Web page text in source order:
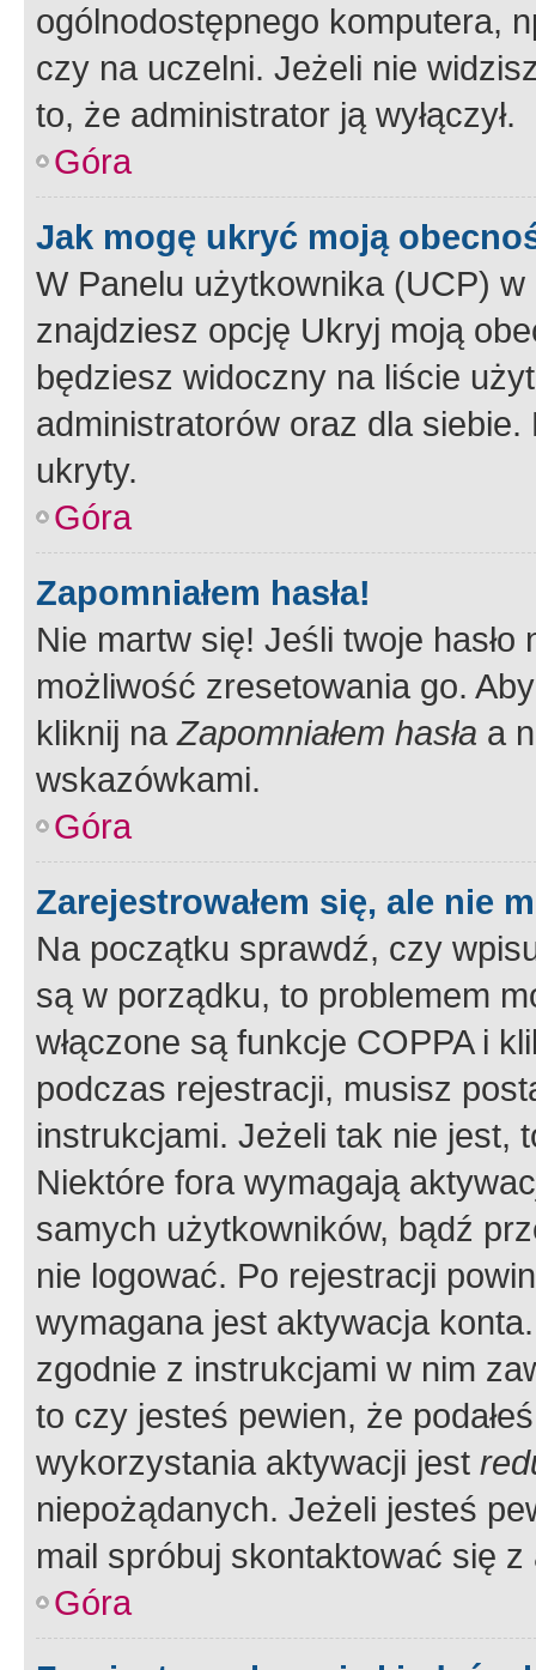
ogólnodostępnego komputera,
czy na uczelni. Jeżeli nie
to, że administrator ją wyłączył.
Góra
Jak mogę ukryć moją
W Panelu użytkownika (UCP) w
znajdziesz opcję Ukryj moją
będziesz widoczny na liście
administratorów oraz dla
ukryty.
Góra
Zapomniałem hasła!
Nie martw się! Jeśli twoje
możliwość zresetowania go.
kliknij naZapomniałem hasła a
wskazówkami.
Góra
Zarejestrowałem się, ale nie
Na początku sprawdź, czy
są w porządku, to problemem
włączone są funkcje COPPA i
podczas rejestracji, musisz
instrukcjami. Jeżeli tak nie jest,
Niektóre fora wymagają
samych użytkowników, bądź
nie logować. Po rejestracji
wymagana jest aktywacja
zgodnie z instrukcjami w nim
to czy jesteś pewien, że
wykorzystania aktywacji jest
niepożądanych. Jeżeli jesteś
mail spróbuj skontaktować się
Góra